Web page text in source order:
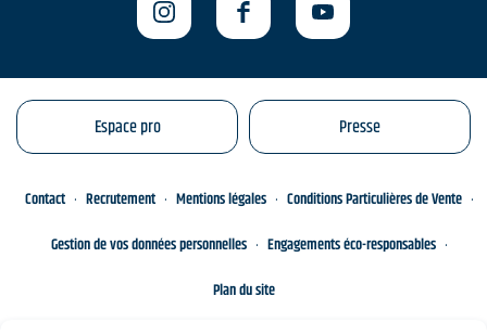
Espace pro Presse
Contact Recrutement Mentions légales
Conditions Particulières de Vente
Gestion de vos données personnelles
Engagements éco-responsables
Plan du site